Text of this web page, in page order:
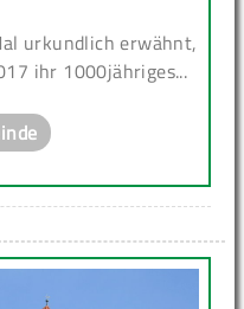
urkundlich erwähnt,
ihr 1000jähriges...